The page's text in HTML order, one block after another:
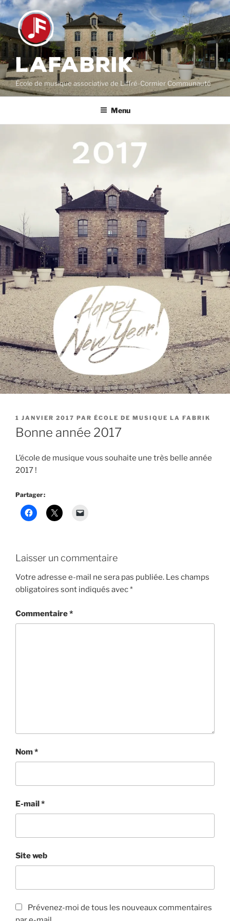
Aller
au
contenu
principal
LAFABRIK
École de musique associative de Liffré-Cormier Communauté
Menu
PUBLIÉ
LE
1 JANVIER 2017 PAR ÉCOLE DE MUSIQUE LA FABRIK
Bonne année 2017
L’école de musique vous souhaite une très belle année
2017 !
Partager :
Laisser un commentaire
Votre adresse e-mail ne sera pas publiée. Les champs
obligatoires sont indiqués avec*
Commentaire*
Nom*
E-mail*
Site web
Prévenez-moi de tous les nouveaux commentaires